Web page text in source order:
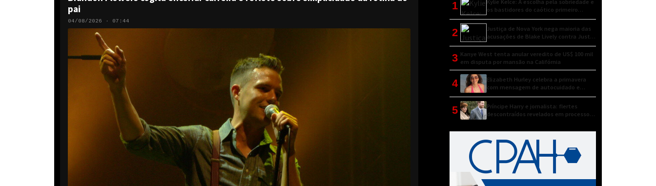
pai
04/08/2026 · 07:44
1
Kylie Kelce: A escolha pela sobriedade e
os bastidores do caótico primeiro
encontro
2
Justiça de Nova York nega maioria das
acusações de Blake Lively contra Justin
Baldoni
3 Kanye West tenta anular veredito de US$ 100 mil
em disputa por mansão na Califórnia
4
Elizabeth Hurley celebra a primavera
com mensagem de autocuidado e
conexão natural
5
Príncipe Harry e jornalista: flertes
descontraídos revelados em processo